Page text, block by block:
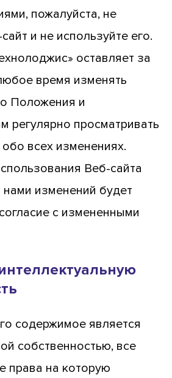
пожалуйста, не
и не используйте его.
оставляет за
время изменять
Положения и
регулярно просматривать
всех изменениях.
Веб-сайта
нами изменений будет
с измененными
содержимое является
собственностью, все
права на которую